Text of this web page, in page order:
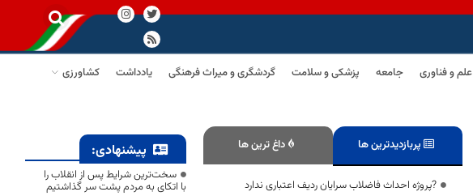
علم و فناوری جامعه پزشکی و سلامت گردشگری و میراث فرهنگی یادداشت
کشاورزی
پربازدیدترین ها داغ ترین ها
?پروژه احداث فاضلاب سرایان ردیف اعتباری ندارد
پیشنهادی:
سخت‌ترین شرایط پس از انقلاب را
با اتکای به مردم پشت سر گذاشتیم